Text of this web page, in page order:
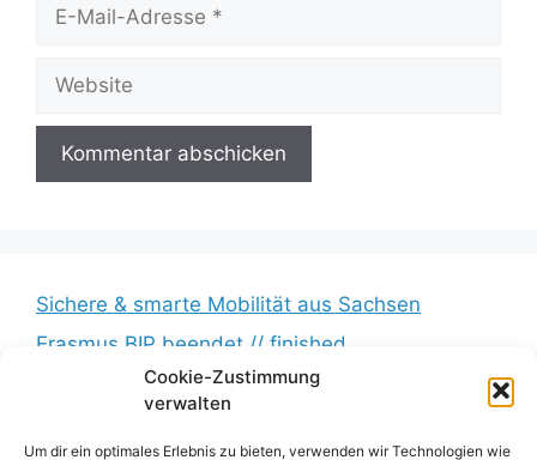
Cookie-Zustimmung
verwalten
Um dir ein optimales Erlebnis zu bieten, verwenden wir Technologien wie
Mail-
Sichere & smarte Mobilität aus Sachsen
Erasmus BIP beendet // finished
Messkampagne erfolgreich beendet //
Measurement campaign successfully completed
BumbleB – Großer Andrang // Huge turnout